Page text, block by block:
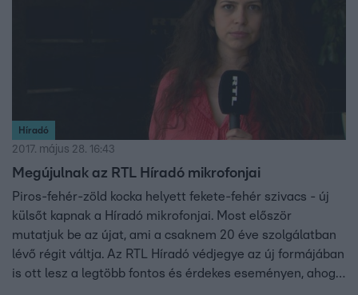
Híradó
2017. május 28. 16:43
Megújulnak az RTL Híradó mikrofonjai
Piros-fehér-zöld kocka helyett fekete-fehér szivacs - új
külsőt kapnak a Híradó mikrofonjai. Most először
mutatjuk be az újat, ami a csaknem 20 éve szolgálatban
lévő régit váltja. Az RTL Híradó védjegye az új formájában
is ott lesz a legtöbb fontos és érdekes eseményen, ahogy